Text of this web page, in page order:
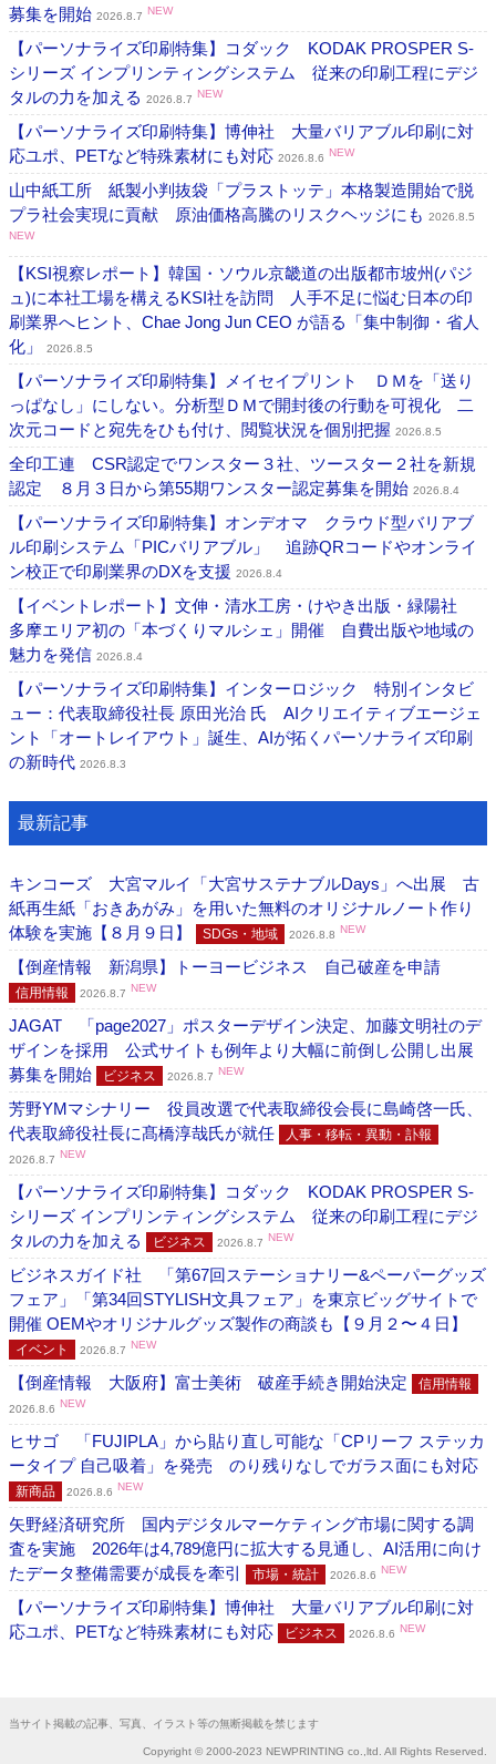
募集を開始 2026.8.7 NEW
【パーソナライズ印刷特集】コダック KODAK PROSPER S-
シリーズ インプリンティングシステム 従来の印刷工程にデジ
タルの力を加える 2026.8.7 NEW
【パーソナライズ印刷特集】博伸社 大量バリアブル印刷に対
応ユポ、PETなど特殊素材にも対応 2026.8.6 NEW
山中紙工所 紙製小判抜袋「プラストッテ」本格製造開始で脱
プラ社会実現に貢献 原油価格高騰のリスクヘッジにも 2026.8.5
NEW
【KSI視察レポート】韓国・ソウル京畿道の出版都市坡州(パジ
ュ)に本社工場を構えるKSI社を訪問 人手不足に悩む日本の印
刷業界へヒント、Chae Jong Jun CEO が語る「集中制御・省人
化」
2026.8.5
【パーソナライズ印刷特集】メイセイプリント ＤＭを「送り
っぱなし」にしない。分析型ＤＭで開封後の行動を可視化 二
次元コードと宛先をひも付け、閲覧状況を個別把握 2026.8.5
全印工連 CSR認定でワンスター３社、ツースター２社を新規
認定 ８月３日から第55期ワンスター認定募集を開始 2026.8.4
【パーソナライズ印刷特集】オンデオマ クラウド型バリアブ
ル印刷システム「PICバリアブル」 追跡QRコードやオンライ
ン校正で印刷業界のDXを支援 2026.8.4
【イベントレポート】文伸・清水工房・けやき出版・緑陽社
多摩エリア初の「本づくりマルシェ」開催 自費出版や地域の
魅力を発信 2026.8.4
【パーソナライズ印刷特集】インターロジック 特別インタビ
ュー：代表取締役社長 原田光治 氏 AIクリエイティブエージェ
ント「オートレイアウト」誕生、AIが拓くパーソナライズ印刷
の新時代 2026.8.3
最新記事
キンコーズ 大宮マルイ「大宮サステナブルDays」へ出展 古
紙再生紙「おきあがみ」を用いた無料のオリジナルノート作り
体験を実施【８月９日】
SDGs・地域 2026.8.8 NEW
【倒産情報 新潟県】トーヨービジネス 自己破産を申請
信用情報 2026.8.7 NEW
JAGAT 「page2027」ポスターデザイン決定、加藤文明社のデ
ザインを採用 公式サイトも例年より大幅に前倒し公開し出展
募集を開始
ビジネス 2026.8.7 NEW
芳野YMマシナリー 役員改選で代表取締役会長に島崎啓一氏、
代表取締役社長に髙橋淳哉氏が就任
人事・移転・異動・訃報
2026.8.7 NEW
【パーソナライズ印刷特集】コダック KODAK PROSPER S-
シリーズ インプリンティングシステム 従来の印刷工程にデジ
タルの力を加える
ビジネス 2026.8.7 NEW
ビジネスガイド社 「第67回ステーショナリー&ペーパーグッズ
フェア」「第34回STYLISH文具フェア」を東京ビッグサイトで
開催 OEMやオリジナルグッズ製作の商談も【９月２〜４日】
イベント 2026.8.7 NEW
【倒産情報 大阪府】富士美術 破産手続き開始決定 信用情報
2026.8.6 NEW
ヒサゴ 「FUJIPLA」から貼り直し可能な「CPリーフ ステッカ
ータイプ 自己吸着」を発売 のり残りなしでガラス面にも対応
新商品 2026.8.6 NEW
矢野経済研究所 国内デジタルマーケティング市場に関する調
査を実施 2026年は4,789億円に拡大する見通し、AI活用に向け
たデータ整備需要が成長を牽引
市場・統計 2026.8.6 NEW
【パーソナライズ印刷特集】博伸社 大量バリアブル印刷に対
応ユポ、PETなど特殊素材にも対応
ビジネス 2026.8.6 NEW
当サイト掲載の記事、写真、イラスト等の無断掲載を禁じます
Copyright © 2000-2023 NEWPRINTING co.,ltd. All Rights Reserved.